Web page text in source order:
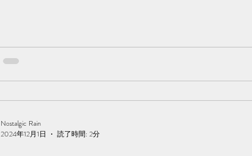
Nostalgic Rain
2024年12月1日
読了時間: 2分